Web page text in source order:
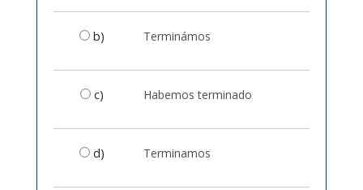
b) Terminámos
c) Habemos terminado
d) Terminamos